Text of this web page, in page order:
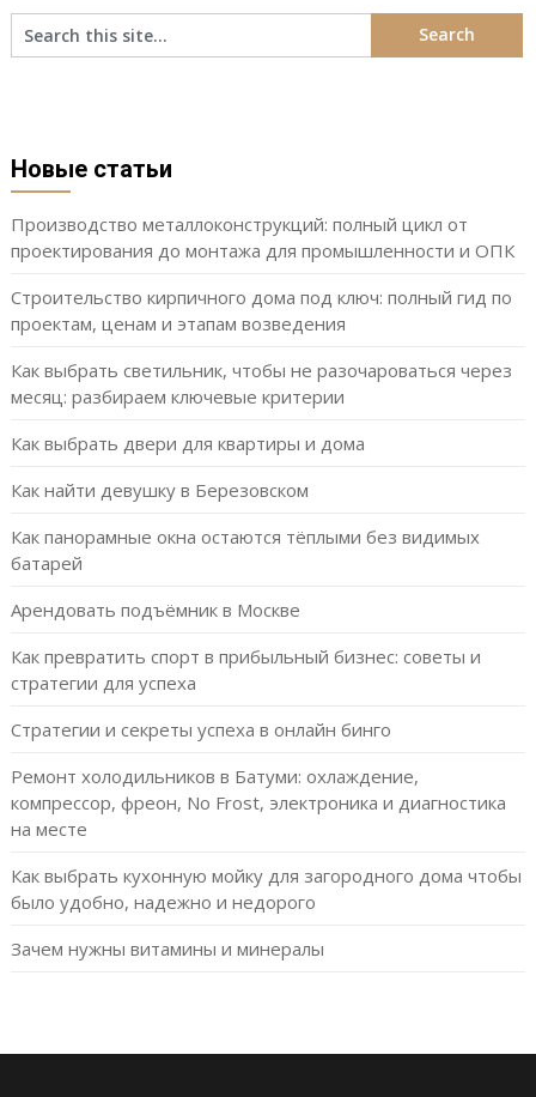
Новые статьи
Производство металлоконструкций: полный цикл от
проектирования до монтажа для промышленности и ОПК
Строительство кирпичного дома под ключ: полный гид по
проектам, ценам и этапам возведения
Как выбрать светильник, чтобы не разочароваться через
месяц: разбираем ключевые критерии
Как выбрать двери для квартиры и дома
Как найти девушку в Березовском
Как панорамные окна остаются тёплыми без видимых
батарей
Арендовать подъёмник в Москве
Как превратить спорт в прибыльный бизнес: советы и
стратегии для успеха
Стратегии и секреты успеха в онлайн бинго
Ремонт холодильников в Батуми: охлаждение,
компрессор, фреон, No Frost, электроника и диагностика
на месте
Как выбрать кухонную мойку для загородного дома чтобы
было удобно, надежно и недорого
Зачем нужны витамины и минералы